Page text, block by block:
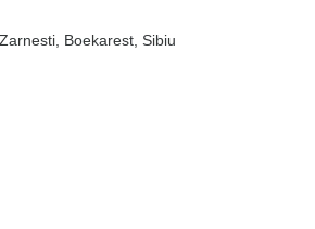
, Zarnesti , Boekarest , Sibiu